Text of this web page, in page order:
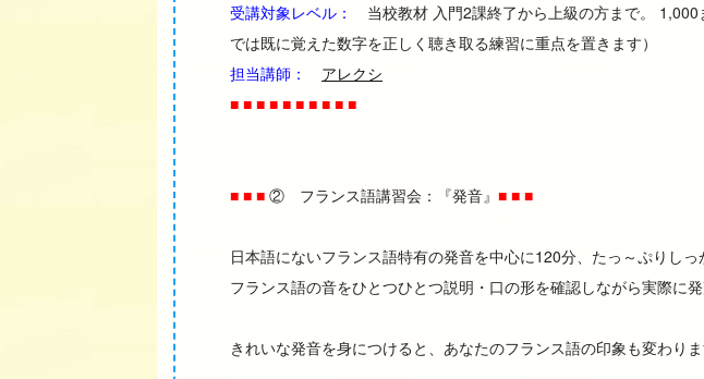
受講対象レベル：
当校教材 入門2課終了から上級の方まで。
では既に覚えた数字を正しく聴き取る練習に重点を置きます）
担当講師：
アレクシ
■ ■ ■ ■ ■ ■ ■ ■ ■ ■
■ ■ ■ ② フランス語講習会：『発音』 ■ ■ ■
日本語にないフランス語特有の発音を中心に120分、たっ～ぷりしっ
フランス語の音をひとつひとつ説明・口の形を確認しながら実際に発
きれいな発音を身につけると、あなたのフランス語の印象も変わり